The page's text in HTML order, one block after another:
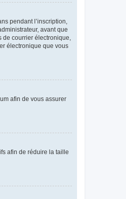
pendant l’inscription,
avant que
courrier électronique,
électronique que vous
afin de vous assurer
afin de réduire la taille